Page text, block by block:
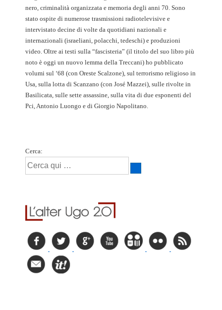
nero, criminalità organizzata e memoria degli anni 70. Sono
stato ospite di numerose trasmissioni radiotelevisive e
intervistato decine di volte da quotidiani nazionali e
internazionali (israeliani, polacchi, tedeschi) e produzioni
video. Oltre ai testi sulla “fascisteria” (il titolo del suo libro più
noto è oggi un nuovo lemma della Treccani) ho pubblicato
volumi sul ‘68 (con Oreste Scalzone), sul terrorismo religioso in
Usa, sulla lotta di Scanzano (con José Mazzei), sulle rivolte in
Basilicata, sulle sette assassine, sulla vita di due esponenti del
Pci, Antonio Luongo e di Giorgio Napolitano.
Cerca: